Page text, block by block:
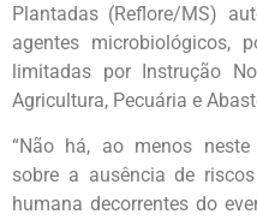
Plantadas (Reflore/MS)
agentes microbiológicos,
limitadas por Instrução
Agricultura, Pecuária e
“Não há, ao menos
sobre a ausência de
humana decorrentes do